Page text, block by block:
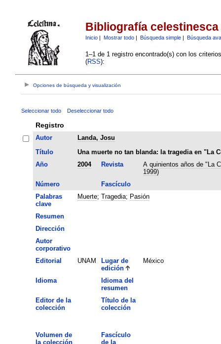
Bibliografía celestinesca
Inicio| Mostrar todo| Búsqueda simple| Búsqueda
1–1 de 1 registro encontrado(s) con los
(RSS):
Opciones de búsqueda y visualización
Seleccionar todo Deseleccionar todo
Registro
Autor
Landa, Josu
Título
Una muerte no tan blanda: la tragedia en "La
Año
2004 Revista
A quinientos años de "La
1999)
Número
Fascículo
Palabras
clave
Muerte; Tragedia; Pasión
Resumen
Dirección
Autor
corporativo
Editorial
UNAM
Lugar de
edición
México
Idioma
Idioma del
resumen
Editor de la
colección
Título de la
colección
Volumen de
la colección
Fascículo
de la